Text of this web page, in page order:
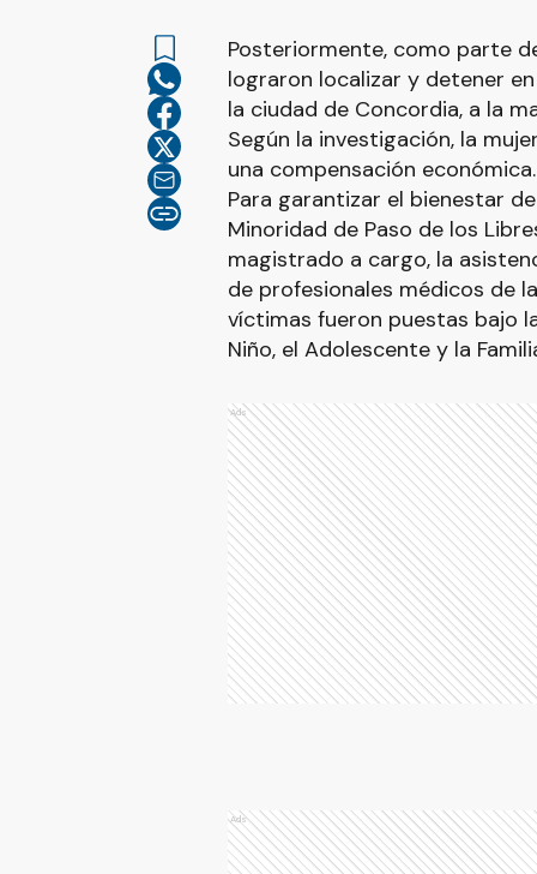
Posteriormente, como parte
lograron localizar y detener
la ciudad de Concordia, a la
Según la investigación, la
una compensación económica.
Para garantizar el bienestar
Minoridad de Paso de los
magistrado a cargo, la
de profesionales médicos de
víctimas fueron puestas bajo
Niño, el Adolescente y la
Ads
Ads